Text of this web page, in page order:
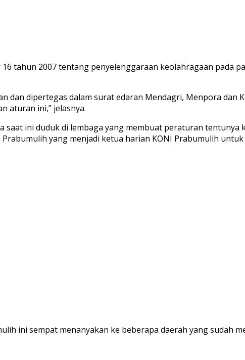
tahun 2007 tentang penyelenggaraan keolahragaan pada
dan dipertegas dalam surat edaran Mendagri, Menpora dan
aturan ini,” jelasnya.
saat ini duduk di lembaga yang membuat peraturan tentunya
yang menjadi ketua harian KONI Prabumulih untuk
ini sempat menanyakan ke beberapa daerah yang sudah